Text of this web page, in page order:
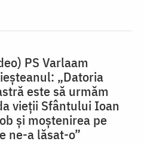
PS Varlaam
„Datoria
este să urmăm
vieții Sfântului Ioan
și moștenirea pe
ne-a lăsat-o”